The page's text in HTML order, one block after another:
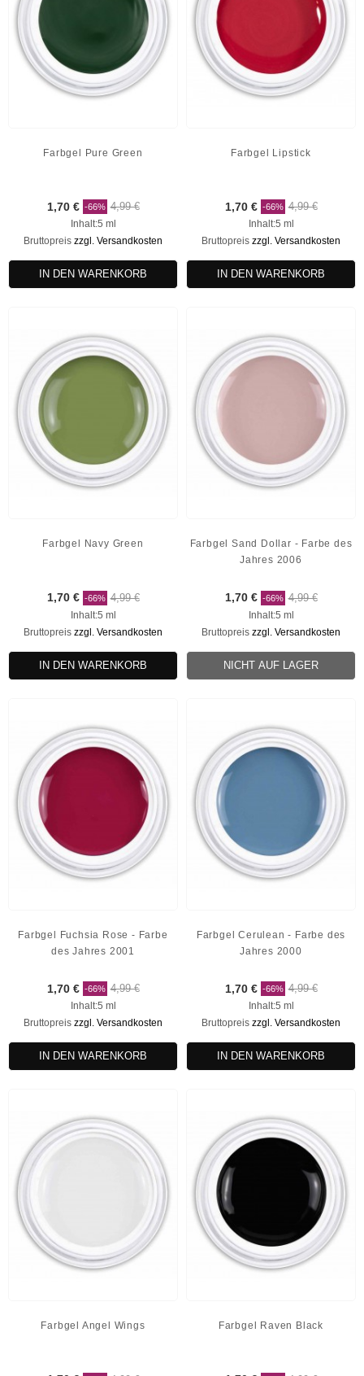
Farbgel Pure Green
1,70 € -66% 4,99 €
Inhalt:5 ml
Bruttopreis zzgl. Versandkosten
IN DEN WARENKORB
Farbgel Lipstick
1,70 € -66% 4,99 €
Inhalt:5 ml
Bruttopreis zzgl. Versandkosten
IN DEN WARENKORB
Farbgel Navy Green
1,70 € -66% 4,99 €
Inhalt:5 ml
Bruttopreis zzgl. Versandkosten
IN DEN WARENKORB
Farbgel Sand Dollar - Farbe des
Jahres 2006
1,70 € -66% 4,99 €
Inhalt:5 ml
Bruttopreis zzgl. Versandkosten
NICHT AUF LAGER
Farbgel Fuchsia Rose - Farbe
des Jahres 2001
1,70 € -66% 4,99 €
Inhalt:5 ml
Bruttopreis zzgl. Versandkosten
IN DEN WARENKORB
Farbgel Cerulean - Farbe des
Jahres 2000
1,70 € -66% 4,99 €
Inhalt:5 ml
Bruttopreis zzgl. Versandkosten
IN DEN WARENKORB
Farbgel Angel Wings Farbgel Raven Black